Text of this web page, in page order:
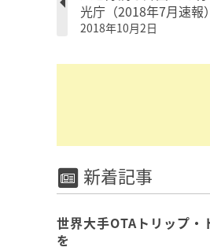
光庁（2018年7月速報）
2018年10月2日
新着記事
世界大手OTAトリップ
を